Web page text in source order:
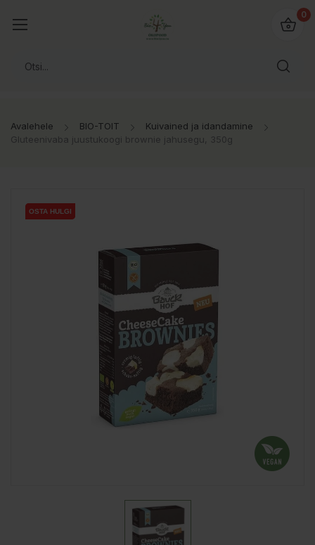
0
Avalehele BIO-TOIT
Kuivained ja idandamine
Gluteenivaba juustukoogi brownie jahusegu, 350g
OSTA HULGI
OSTA HULGI